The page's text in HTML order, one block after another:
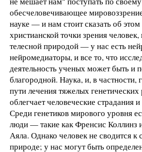
обесчеловечивающее
науке — и нам стоит сказать об
христианской точки зрения
телесной природой — у нас есть
нейромедиаторы, и все то, что
деятельность ученых может быть и
благородной. Наука, и, в частности,
пути лечения тяжелых генетических
облегчает человеческие страдания
Среди генетиков мирового уровня
люди — такие как Френсис Коллинз
Аяла. Однако человек не сводится к
природе; у нас могут быть